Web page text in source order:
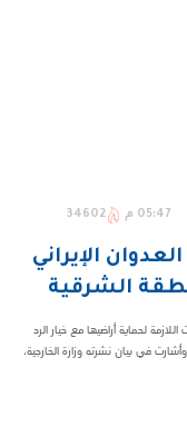
05:47 م 34602
الإيراني
الشرقية
لحماية أراضيها مع خيار الرد
في بيان نشرته وزارة الخارجية،